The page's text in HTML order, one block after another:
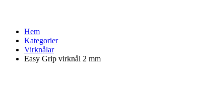
Hem
Kategorier
Virknålar
Easy Grip virknål 2 mm